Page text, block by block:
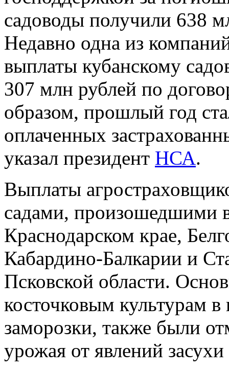
садоводы получили 638
Недавно одна из
выплаты кубанскому
307 млн рублей по
образом, прошлый год
оплаченных
указал президент НСА.
Выплаты
садами, произошедшими
Краснодарском крае,
Кабардино-Балкарии и
Псковской области.
косточковым культурам
заморозки, также были
урожая от явлений